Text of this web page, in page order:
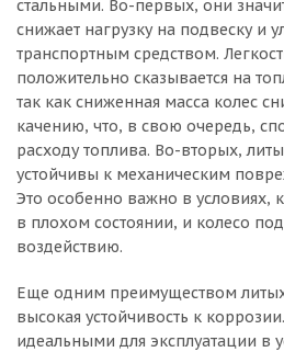
стальными. Во-первых, они
снижает нагрузку на подвеску и
транспортным средством.
положительно сказывается на
так как сниженная масса колес
качению, что, в свою очередь,
расходу топлива. Во-вторых,
устойчивы к механическим
Это особенно важно в условиях,
в плохом состоянии, и колесо
воздействию.
Еще одним преимуществом литых
высокая устойчивость к
идеальными для эксплуатации в